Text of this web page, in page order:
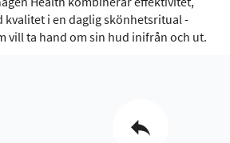
kvalitet i en daglig skönhetsritual -
vill ta hand om sin hud inifrån och ut.